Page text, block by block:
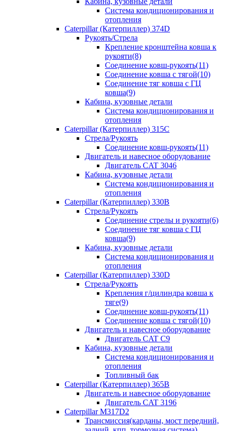
Система кондиционирования и
отопления
Caterpillar (Катерпиллер) 374D
Рукоять/Стрела
Крепление кронштейна ковша к
рукояти(8)
Соединение ковш-рукоять(11)
Соединение ковша с тягой(10)
Соединение тяг ковша с ГЦ
ковша(9)
Кабина, кузовные детали
Система кондиционирования и
отопления
Caterpillar (Катерпиллер) 315C
Стрела/Рукоять
Соединение ковш-рукоять(11)
Двигатель и навесное оборудование
Двигатель CAT 3046
Кабина, кузовные детали
Система кондиционирования и
отопления
Caterpillar (Катерпиллер) 330B
Стрела/Рукоять
Соединение стрелы и рукояти(6)
Соединение тяг ковша с ГЦ
ковша(9)
Кабина, кузовные детали
Система кондиционирования и
отопления
Caterpillar (Катерпиллер) 330D
Стрела/Рукоять
Крепления г/цилиндра ковша к
тяге(9)
Соединение ковш-рукоять(11)
Соединение ковша с тягой(10)
Двигатель и навесное оборудование
Двигатель CAT C9
Кабина, кузовные детали
Система кондиционирования и
отопления
Топливный бак
Caterpillar (Катерпиллер) 365B
Двигатель и навесное оборудование
Двигатель CAT 3196
Caterpillar M317D2
Трансмиссия(карданы, мост передний,